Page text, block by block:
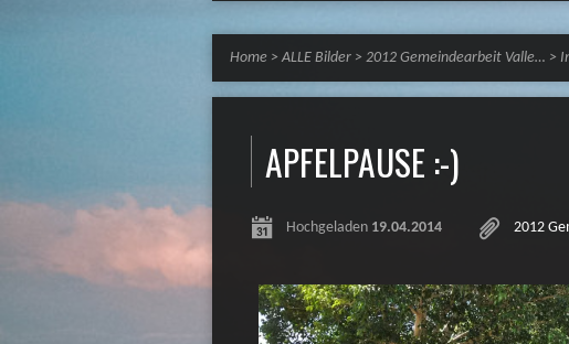
Home > ALLE Bilder > 2012 Gemeindearbeit Valle… >
APFELPAUSE :-)
Hochgeladen 19.04.2014 2012